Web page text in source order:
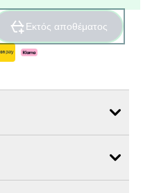
Εκτός αποθέματος